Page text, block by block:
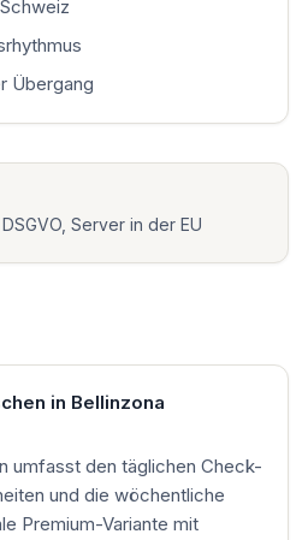
Übergang
Server in der EU
in Bellinzona
umfasst den täglichen Check-
und die wöchentliche
Premium-Variante mit